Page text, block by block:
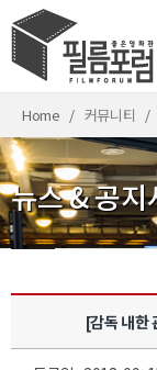
Home 커뮤니티
뉴스 & 공지
[감독 내한